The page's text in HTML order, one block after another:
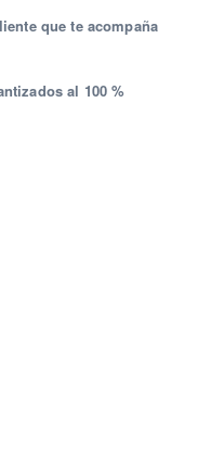
que te acompaña
al 100 %